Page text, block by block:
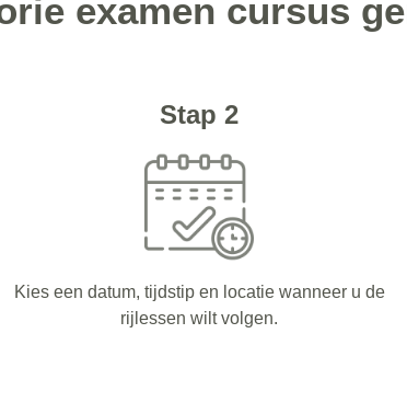
examen cursus
Stap 2
Kies een datum, tijdstip en locatie wanneer u de
rijlessen wilt volgen.